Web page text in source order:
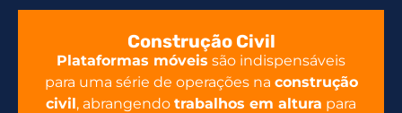
Construção Civil
Plataformas móveis são indispensáveis
para uma série de operações na construção
civil, abrangendo trabalhos em altura para